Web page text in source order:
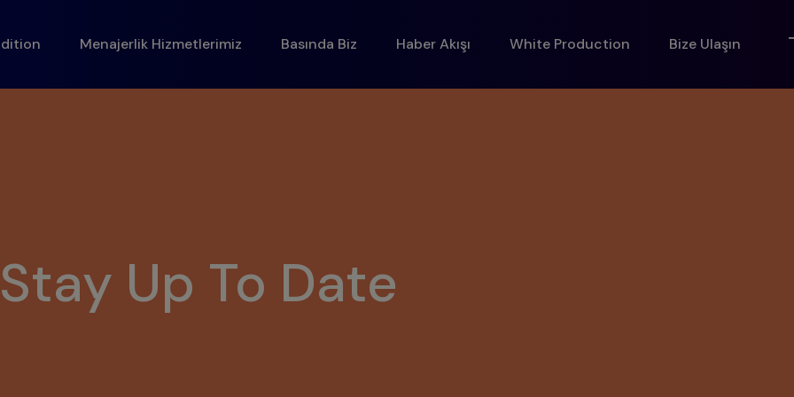
Menajerlik Hizmetlerimiz Basında Biz Haber Akışı White Production Bize Ulaşın
Stay Up To Date